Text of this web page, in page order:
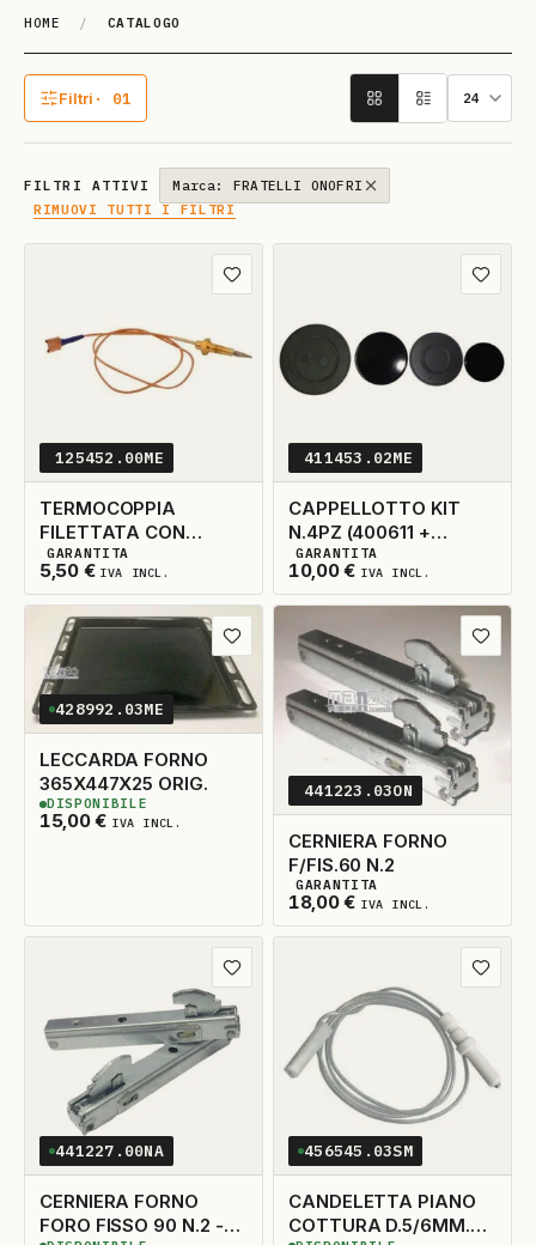
HOME / CATALOGO
Catalogo
Filtri · 01
1 filtro attivo
FILTRI ATTIVI
Marca: FRATELLI ONOFRI
RIMUOVI TUTTI I FILTRI
Aggiungi ai preferiti
125452.00ME
TERMOCOPPIA
FILETTATA CON
FASTON + OC .90CM
D.6X0.75
5,50 € IVA INCL.
40DISPONIBILI
GARANTITA
411453.02ME
CAPPELLOTTO KIT
N.4PZ (400611 +
400612 + N2 400613)
(BRUCIATORI 412455)
10,00€ IVA INCL.
6DISPONIBILI
GARANTITA
Aggiungi ai preferiti
428992.03ME
LECCARDA FORNO
365X447X25 ORIG.
15,00€ IVA INCL.
2DISPONIBILI
DISPONIBILE
441223.03ON
CERNIERA FORNO
F/FIS.60 N.2
18,00€ IVA INCL.
5DISPONIBILI
GARANTITA
Aggiungi ai preferiti
441227.00NA
CERNIERA FORNO
FORO FISSO 90 N.2 -
456545.03SM
CANDELETTA PIANO
COTTURA D.5/6MM.